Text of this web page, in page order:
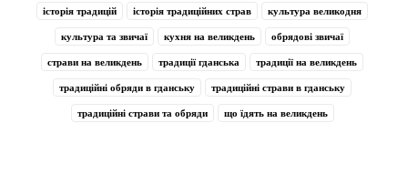
історія традицій історія традиційних страв культура великодня
культура та звичаї кухня на великдень обрядові звичаї
страви на великдень традиції гданська традиції на великдень
традиційні обряди в гданську традиційні страви в гданську
традиційні страви та обряди що їдять на великдень